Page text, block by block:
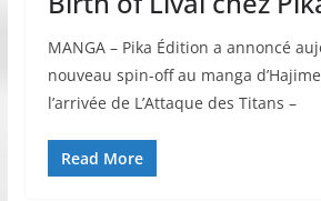
MANGA – Pika Édition a annoncé
nouveau spin-off au manga
l’arrivée de L’Attaque des Titans –
Read More